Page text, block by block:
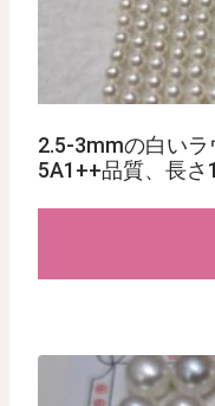
2.5-3mmの白いラ
5A1++品質、長さ